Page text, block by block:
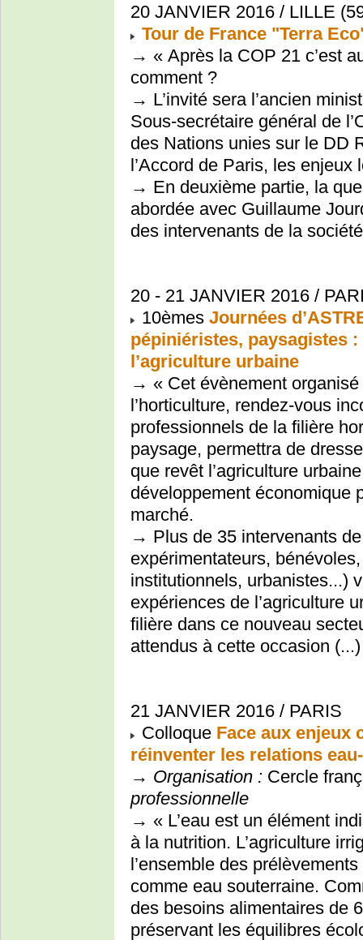
20 JANVIER 2016 / LILLE
Tour de France "Terra
→ « Après la COP 21 c’est
comment ?
→ L’invité sera l’ancien
Sous-secrétaire général de
des Nations unies sur le DD
l’Accord de Paris, les
→ En deuxième partie, la
abordée avec Guillaume
des intervenants de la
20 - 21 JANVIER 2016 /
10èmes Journées
pépiniéristes, paysagistes
l’agriculture urbaine
→ « Cet évènement organisé
l’horticulture, rendez-vous
professionnels de la filière
paysage, permettra de
que revêt l’agriculture
développement économique
marché.
→ Plus de 35 intervenants
expérimentateurs,
institutionnels, urbanistes...)
expériences de l’agriculture
filière dans ce nouveau
attendus à cette occasion
21 JANVIER 2016 / PARIS
Colloque Face aux enjeux
réinventer les relations
→ Organisation : Cercle
professionnelle
→ « L’eau est un élément
à la nutrition. L’agriculture
l’ensemble des
comme eau souterraine.
des besoins alimentaires de
préservant les équilibres